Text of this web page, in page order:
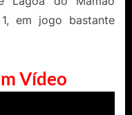
em jogo bastante
Vídeo